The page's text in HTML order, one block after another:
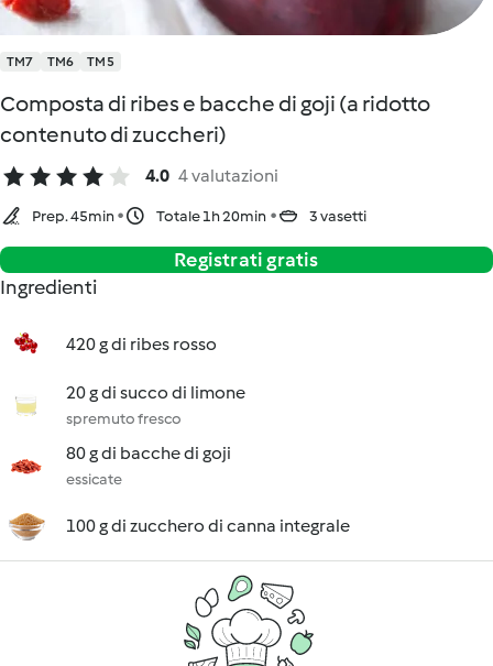
TM7 TM6 TM5
Composta di ribes e bacche di goji (a ridotto
contenuto di zuccheri)
4.0 4 valutazioni
Prep. 45min Totale 1h 20min 3 vasetti
Registrati gratis
Ingredienti
420 g di ribes rosso
20 g di succo di limone
spremuto fresco
80 g di bacche di goji
essicate
100 g di zucchero di canna integrale